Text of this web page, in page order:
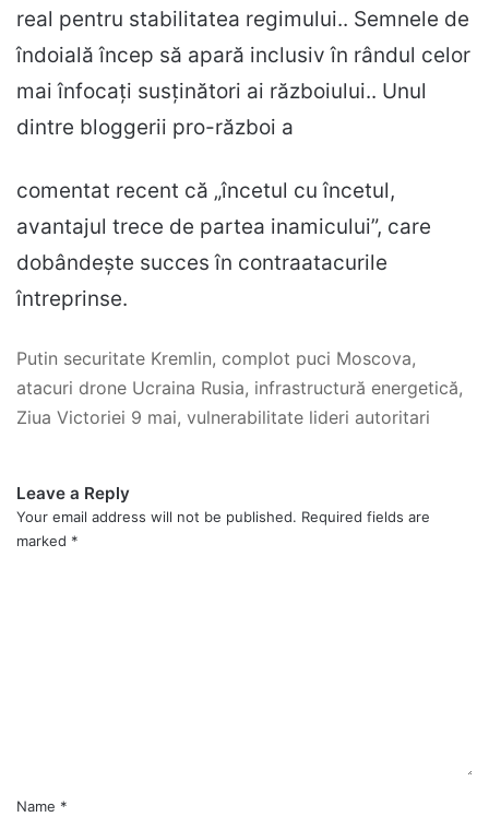
real pentru stabilitatea regimului.. Semnele de
îndoială încep să apară inclusiv în rândul celor
mai înfocați susținători ai războiului.. Unul
dintre bloggerii pro-război a
comentat recent că „încetul cu încetul,
avantajul trece de partea inamicului”, care
dobândește succes în contraatacurile
întreprinse.
Putin securitate Kremlin, complot puci Moscova,
atacuri drone Ucraina Rusia, infrastructură energetică,
Ziua Victoriei 9 mai, vulnerabilitate lideri autoritari
Leave a Reply
Your email address will not be published. Required fields are
marked *
Name *